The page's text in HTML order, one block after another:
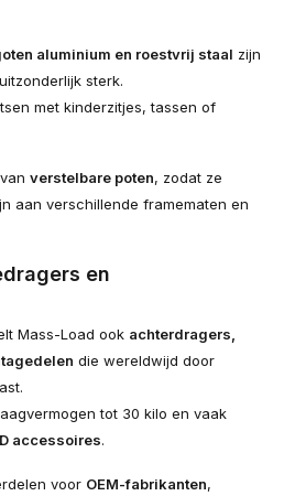
aluminium en roestvrij staal zijn
sterk.
met kinderzitjes, tassen of
verstelbare poten, zodat ze
aan verschillende framematen en
en
Mass-Load ook achterdragers,
die wereldwijd door
tot 30 kilo en vaak
accessoires.
voor OEM-fabrikanten,